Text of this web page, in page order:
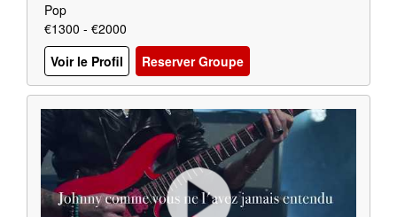
Pop
€1300 - €2000
Voir le Profil
Reserver Groupe